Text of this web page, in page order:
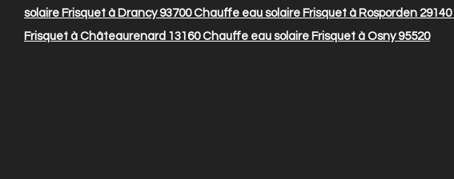
solaire Frisquet à Drancy 93700Chauffe eau solaire Frisquet à Rosporden 29140
Frisquet à Châteaurenard 13160Chauffe eau solaire Frisquet à Osny 95520